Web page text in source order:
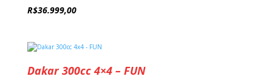
R$36.999,00
Dakar 300cc 4×4 – FUN